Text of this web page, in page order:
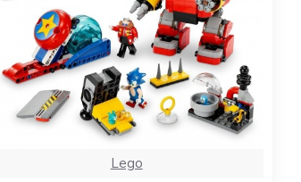
Lego